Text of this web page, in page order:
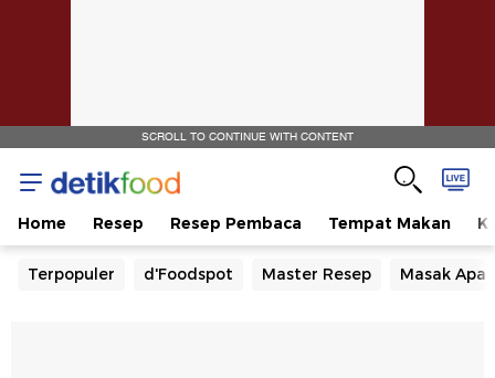
SCROLL TO CONTINUE WITH CONTENT
Home Resep Resep Pembaca Tempat Makan
Terpopuler d'Foodspot Master Resep Masak Apa